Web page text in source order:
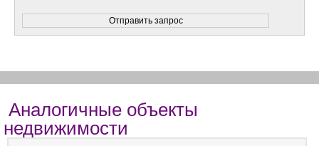
Аналогичные объекты
недвижимости